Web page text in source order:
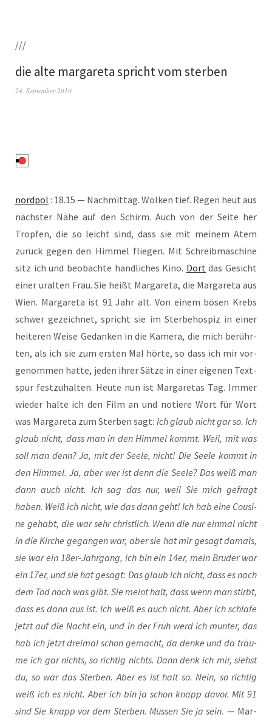
///
die alte margareta spricht vom sterben
24. September 2010
nord­pol : 18.15 — Nach­mit­tag. Wol­ken tief. Regen heut aus
nächs­ter Nähe auf den Schirm. Auch von der Sei­te her
Trop­fen, die so leicht sind, dass sie mit mei­nem Atem
zurück gegen den Him­mel flie­gen. Mit Schreib­ma­schi­ne
sitz ich und beob­ach­te hand­li­ches Kino. Dort das Gesicht
einer uralten Frau. Sie heißt Mar­ga­re­ta, die Mar­ga­re­ta aus
Wien. Mar­ga­re­ta ist 91 Jahr alt. Von einem bösen Krebs
schwer gezeich­net, spricht sie im Ster­be­hos­piz in einer
hei­te­ren Wei­se Gedan­ken in die Kame­ra, die mich berühr­
ten, als ich sie zum ers­ten Mal hör­te, so dass ich mir vor­
ge­nom­men hat­te, jeden ihrer Sät­ze in einer eige­nen Text­
spur fest­zu­hal­ten. Heu­te nun ist Mar­ga­re­tas Tag. Immer
wie­der hal­te ich den Film an und notie­re Wort für Wort
was Mar­ga­re­ta zum Ster­ben sagt: Ich glaub nicht gar so. Ich
glaub nicht, dass man in den Him­mel kommt. Weil, mit was
soll man denn? Ja, mit der See­le, nicht! Die See­le kommt in
den Him­mel. Ja, aber wer ist denn die See­le? Das weiß man
dann auch nicht. Ich sag das nur, weil Sie mich gefragt
haben. Weiß ich nicht, wie das dann geht! Ich hab eine Cou­si­
ne gehabt, die war sehr christ­lich. Wenn die nur ein­mal nicht
in die Kir­che gegan­gen war, aber sie hat mir gesagt damals,
sie war ein 18er-Jahr­gang, ich bin ein 14er, mein Bru­der war
ein 17er, und sie hat gesagt: Das glaub ich nicht, dass es nach
dem Tod noch was gibt. Sie meint halt, dass wenn man stirbt,
dass es dann aus ist. Ich weiß es auch nicht. Aber ich schla­fe
jetzt auf die Nacht ein, und in der Früh werd ich mun­ter, das
hab ich jetzt drei­mal schon gemacht, da den­ke und da träu­
me ich gar nichts, so rich­tig nichts. Dann denk ich mir, siehst
du, so wär das Ster­ben. Aber es ist halt so. Nein, so rich­tig
weiß ich es nicht. Aber ich bin ja schon knapp davor. Mit 91
sind Sie knapp vor dem Ster­ben. Müs­sen Sie ja sein. — Mar­